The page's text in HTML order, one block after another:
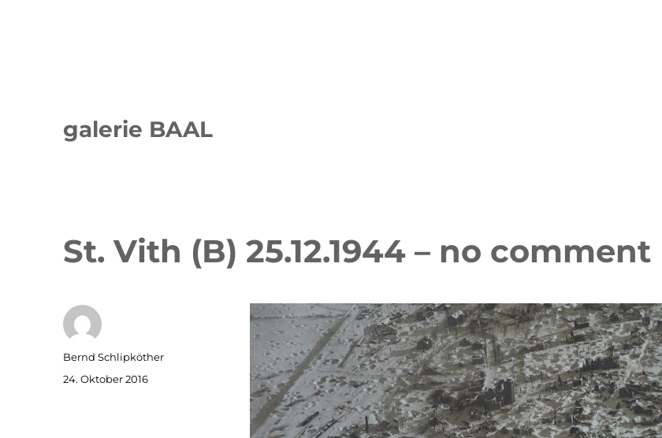
galerie BAAL
St. Vith (B) 25.12.1944 – no comment
Autor
Bernd Schlipköther
Veröffentlicht
24. Oktober 2016